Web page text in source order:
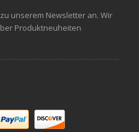
unserem Newsletter an. Wir
Produktneuheiten